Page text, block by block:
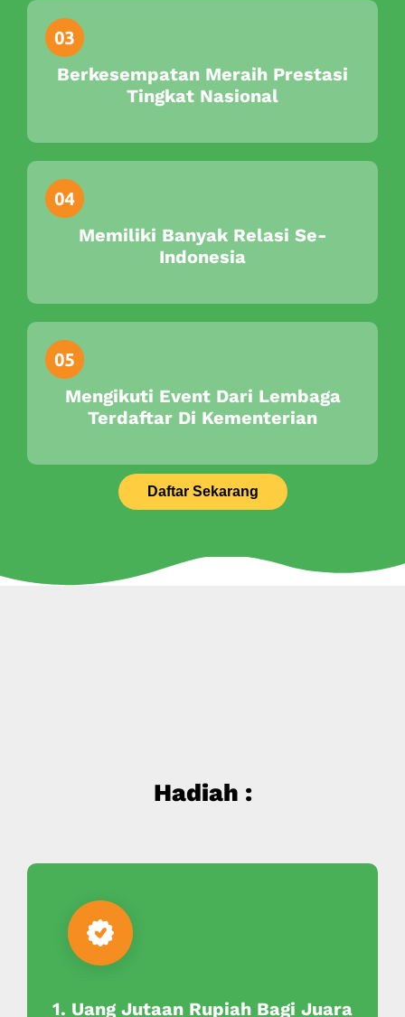
Berkesempatan Meraih Prestasi
Tingkat Nasional
Memiliki Banyak Relasi Se-
Indonesia
Mengikuti Event Dari Lembaga
Terdaftar Di Kementerian
Daftar Sekarang
Hadiah :
1. Uang Jutaan Rupiah Bagi Juara